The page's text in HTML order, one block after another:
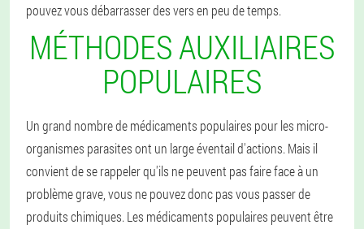
pouvez vous débarrasser des vers en peu de temps.
MÉTHODES AUXILIAIRES
POPULAIRES
Un grand nombre de médicaments populaires pour les micro-
organismes parasites ont un large éventail d'actions. Mais il
convient de se rappeler qu'ils ne peuvent pas faire face à un
problème grave, vous ne pouvez donc pas vous passer de
produits chimiques. Les médicaments populaires peuvent être